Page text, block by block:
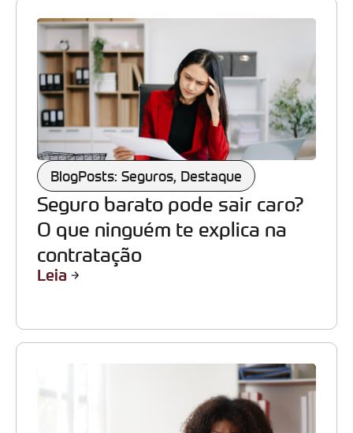
BlogPosts: Seguros, Destaque
Seguro barato pode sair caro?
O que ninguém te explica na
contratação
Leia